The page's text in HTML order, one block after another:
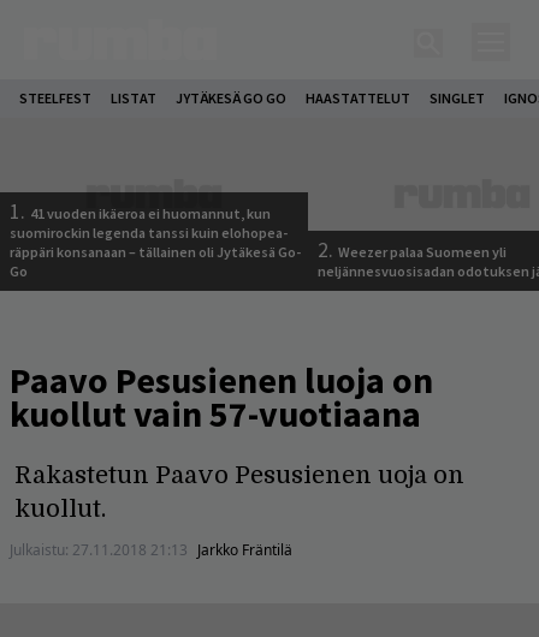
STEELFEST LISTAT JYTÄKESÄ GO GO HAASTATTELUT SINGLET
1. 41 vuoden ikäeroa ei huomannut, kun
suomirockin legenda tanssi kuin elohopea-
räppäri konsanaan – tällainen oli Jytäkesä Go-
Go
2. Weezer palaa Suomeen yli
neljännesvuosisadan odotuksen
Paavo Pesusienen luoja on
kuollut vain 57-vuotiaana
Rakastetun Paavo Pesusienen uoja on
kuollut.
Julkaistu: 27.11.2018 21:13 Jarkko Fräntilä